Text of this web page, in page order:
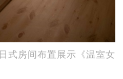
式房间布置展示《温室女